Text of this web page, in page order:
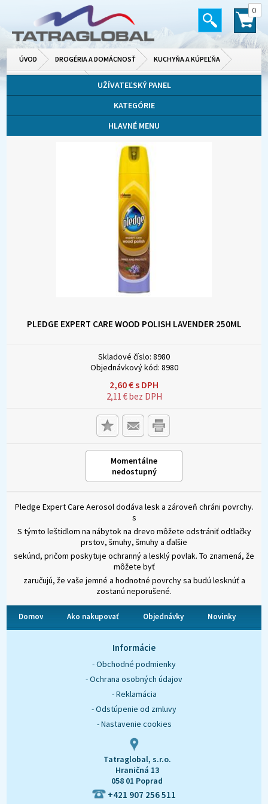
0
ÚVOD DROGÉRIA A DOMÁCNOSŤ KUCHYŇA A KÚPEĽŇA
UŽÍVATEĽSKÝ PANEL
KATEGÓRIE
HLAVNÉ MENU
PLEDGE EXPERT CARE WOOD POLISH LAVENDER 250ML
Skladové číslo: 8980
Objednávkový kód: 8980
2,60€s DPH
2,11€bez DPH
Momentálne
nedostupný
Pledge Expert Care Aerosol dodáva lesk a zároveň chráni povrchy.
s
S týmto leštidlom na nábytok na drevo môžete odstrániť odtlačky
prstov, šmuhy, šmuhy a ďalšie
sekúnd, pričom poskytuje ochranný a lesklý povlak. To znamená, že
môžete byť
zaručujú, že vaše jemné a hodnotné povrchy sa budú lesknúť a
zostanú neporušené.
Domov Ako nakupovať Objednávky Novinky
Informácie
- Obchodné podmienky
- Ochrana osobných údajov
- Reklamácia
- Odstúpenie od zmluvy
- Nastavenie cookies
Tatraglobal, s.r.o.
Hraničná 13
058 01 Poprad
+421 907 256 511